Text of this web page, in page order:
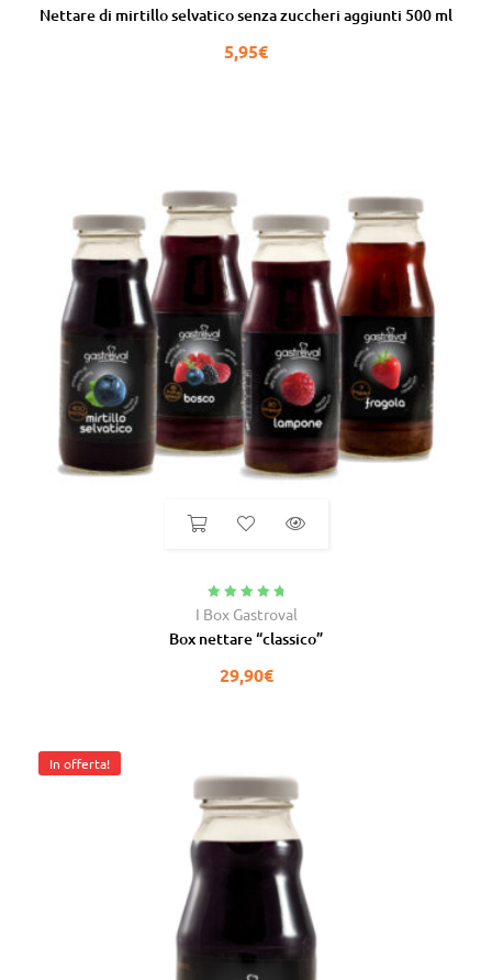
Nettare di mirtillo selvatico senza zuccheri aggiunti 500 ml
5,95€
Valutato
4.92
I Box Gastroval
Box nettare “classico”
29,90€
In offerta!